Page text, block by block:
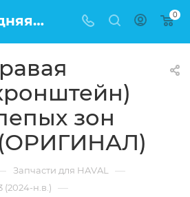
Купить Задняя правая панель (кронштейн) радара слепых зон Haval H3 (ОРИГИНАЛ) в Москве по низкой цене 0
зон
(ОРИГИНАЛ)
Запчасти для HAVAL —
(2024-н.в.) —